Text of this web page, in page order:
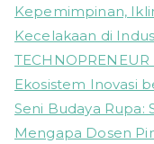
Kepemimpinan,
Kecelakaan di
TECHNOPRENEUR
Ekosistem Inovasi
Seni Budaya Rupa:
Mengapa Dosen